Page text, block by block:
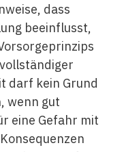
dass
beeinflusst,
darf kein Grund
wenn gut
eine Gefahr mit